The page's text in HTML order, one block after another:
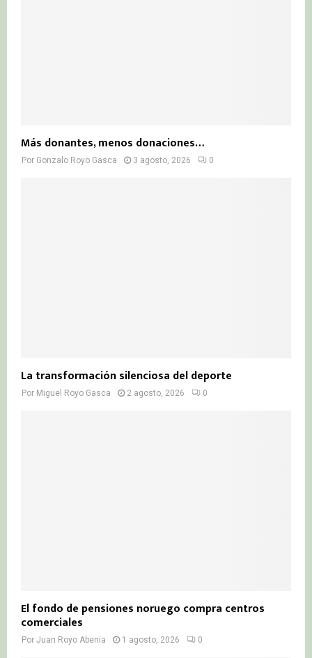
Más donantes, menos donaciones…
Por Gonzalo Royo Gasca 3 agosto, 2026 0
La transformación silenciosa del deporte
Por Miguel Royo Gasca 2 agosto, 2026 0
El fondo de pensiones noruego compra centros
comerciales
Por Juan Royo Abenia 1 agosto, 2026 0